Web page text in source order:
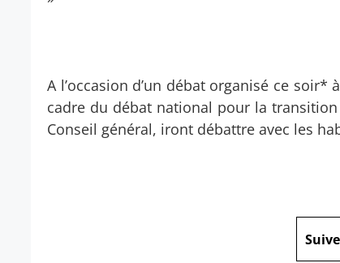
A l’occasion d’un débat organisé ce
cadre du débat national pour la
Conseil général, iront débattre avec les